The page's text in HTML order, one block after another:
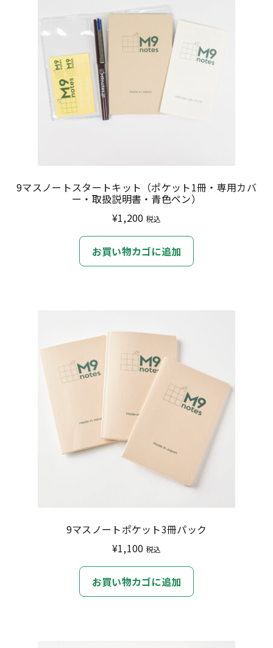
9マスノートスタートキット（ポケット1冊・専用カバ
ー・取扱説明書・青色ペン）
¥1,200 税込
お買い物カゴに追加
9マスノートポケット3冊パック
¥1,100 税込
お買い物カゴに追加